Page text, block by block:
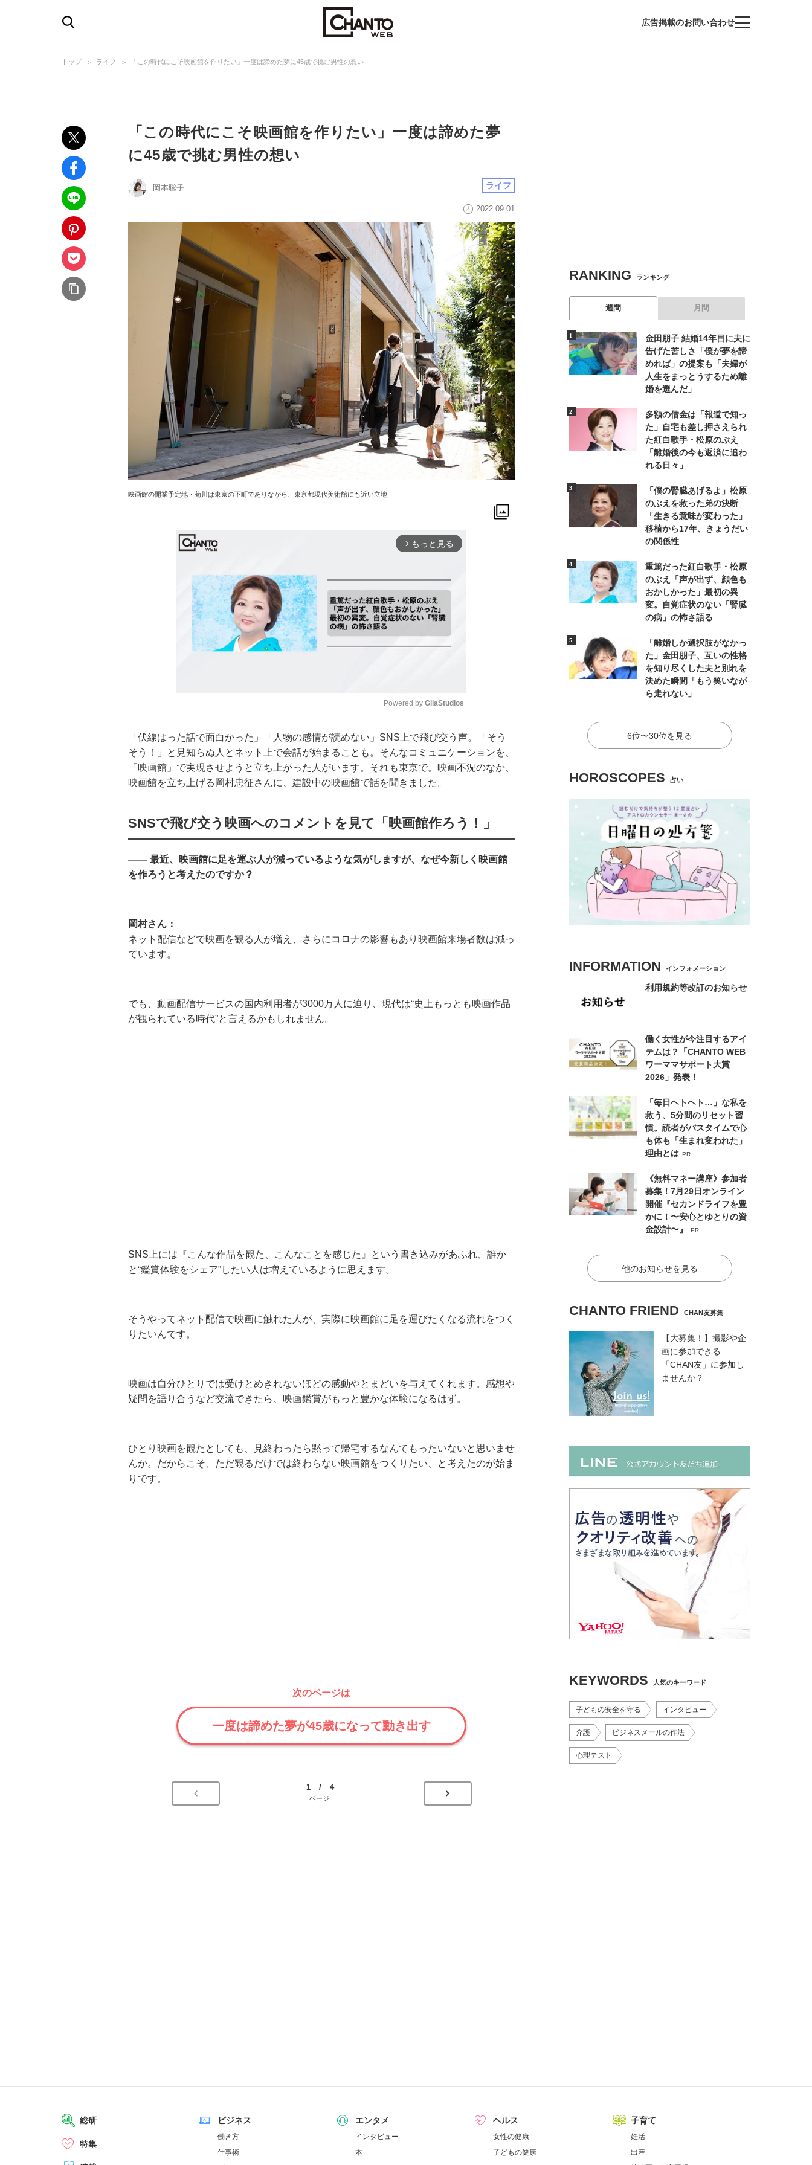
広告掲載のお問い合わせ
トップ ライフ 「この時代にこそ映画館を作りたい」一度は諦めた夢に45歳で挑む男性の想い
「この時代にこそ映画館を作りたい」一度は諦めた夢
に45歳で挑む男性の想い
岡本聡子 ライフ
2022.09.01
映画館の開業予定地・菊川は東京の下町でありながら、東京都現代美術館にも近い立地
arrow_forward_ios もっと見る
Mute
Powered by GliaStudios
「伏線はった話で面白かった」「人物の感情が読めない」SNS上で飛び交う声。「そう
そう！」と見知らぬ人とネット上で会話が始まることも。そんなコミュニケーションを、
「映画館」で実現させようと立ち上がった人がいます。それも東京で。映画不況のなか、
映画館を立ち上げる岡村忠征さんに、建設中の映画館で話を聞きました。
SNSで飛び交う映画へのコメントを見て「映画館作ろう！」
—— 最近、映画館に足を運ぶ人が減っているような気がしますが、なぜ今新しく映画館
を作ろうと考えたのですか？
岡村さん：
ネット配信などで映画を観る人が増え、さらにコロナの影響もあり映画館来場者数は減っ
ています。
でも、動画配信サービスの国内利用者が3000万人に迫り、現代は“史上もっとも映画作品
が観られている時代”と言えるかもしれません。
SNS上には『こんな作品を観た、こんなことを感じた』という書き込みがあふれ、誰か
と“鑑賞体験をシェア”したい人は増えているように思えます。
そうやってネット配信で映画に触れた人が、実際に映画館に足を運びたくなる流れをつく
りたいんです。
映画は自分ひとりでは受けとめきれないほどの感動やとまどいを与えてくれます。感想や
疑問を語り合うなど交流できたら、映画鑑賞がもっと豊かな体験になるはず。
ひとり映画を観たとしても、見終わったら黙って帰宅するなんてもったいないと思いませ
んか。だからこそ、ただ観るだけでは終わらない映画館をつくりたい、と考えたのが始ま
りです。
次のページは
一度は諦めた夢が45歳になって動き出す
1 / 4
ページ
RANKING ランキング
週間 月間
金田朋子 結婚14年目に夫に
告げた苦しさ「僕が夢を諦
めれば」の提案も「夫婦が
人生をまっとうするため離
婚を選んだ」
多額の借金は「報道で知っ
た」自宅も差し押さえられ
た紅白歌手・松原のぶえ
「離婚後の今も返済に追わ
れる日々」
「僕の腎臓あげるよ」松原
のぶえを救った弟の決断
「生きる意味が変わった」
移植から17年、きょうだい
の関係性
重篤だった紅白歌手・松原
のぶえ「声が出ず、顔色も
おかしかった」最初の異
変。自覚症状のない「腎臓
の病」の怖さ語る
「離婚しか選択肢がなかっ
た」金田朋子、互いの性格
を知り尽くした夫と別れを
決めた瞬間「もう笑いなが
ら走れない」
6位〜30位を見る
HOROSCOPES 占い
INFORMATION インフォメーション
利用規約等改訂のお知らせ
働く女性が今注目するアイ
テムは？「CHANTO WEB
ワーママサポート大賞
2026」発表！
「毎日ヘトヘト…」な私を
救う、5分間のリセット習
慣。読者がバスタイムで心
も体も「生まれ変われた」
理由とは PR
《無料マネー講座》参加者
募集！7月29日オンライン
開催『セカンドライフを豊
かに！〜安心とゆとりの資
金設計〜』
PR
他のお知らせを見る
CHANTO FRIEND CHAN友募集
【大募集！】撮影や企
画に参加できる
「CHAN友」に参加し
ませんか？
KEYWORDS 人気のキーワード
子どもの安全を守る インタビュー
介護 ビジネスメールの作法
心理テスト
総研
特集
ビジネス
働き方
仕事術
エンタメ
インタビュー
本
ヘルス
女性の健康
子どもの健康
子育て
妊活
出産